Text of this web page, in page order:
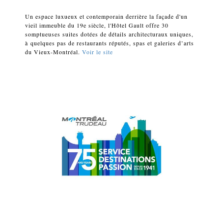
Un espace luxueux et contemporain derrière la façade d'un
vieil immeuble du 19e siècle, l'Hôtel Gault offre 30
somptueuses suites dotées de détails architecturaux uniques,
à quelques pas de restaurants réputés, spas et galeries d’arts
du Vieux-Montréal. Voir le site